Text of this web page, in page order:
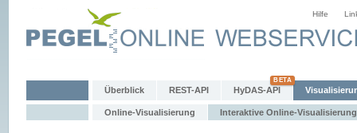
Hilfe
Überblick REST-API HyDAS-API
Online-Visualisierung Interaktive Online-Visualisierung